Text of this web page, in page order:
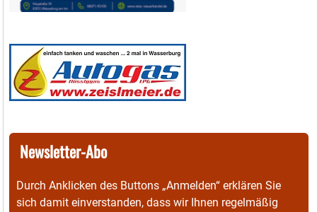
Newsletter-Abo
Durch Anklicken des Buttons „Anmelden“ erklären Sie
sich damit einverstanden, dass wir Ihnen regelmäßig